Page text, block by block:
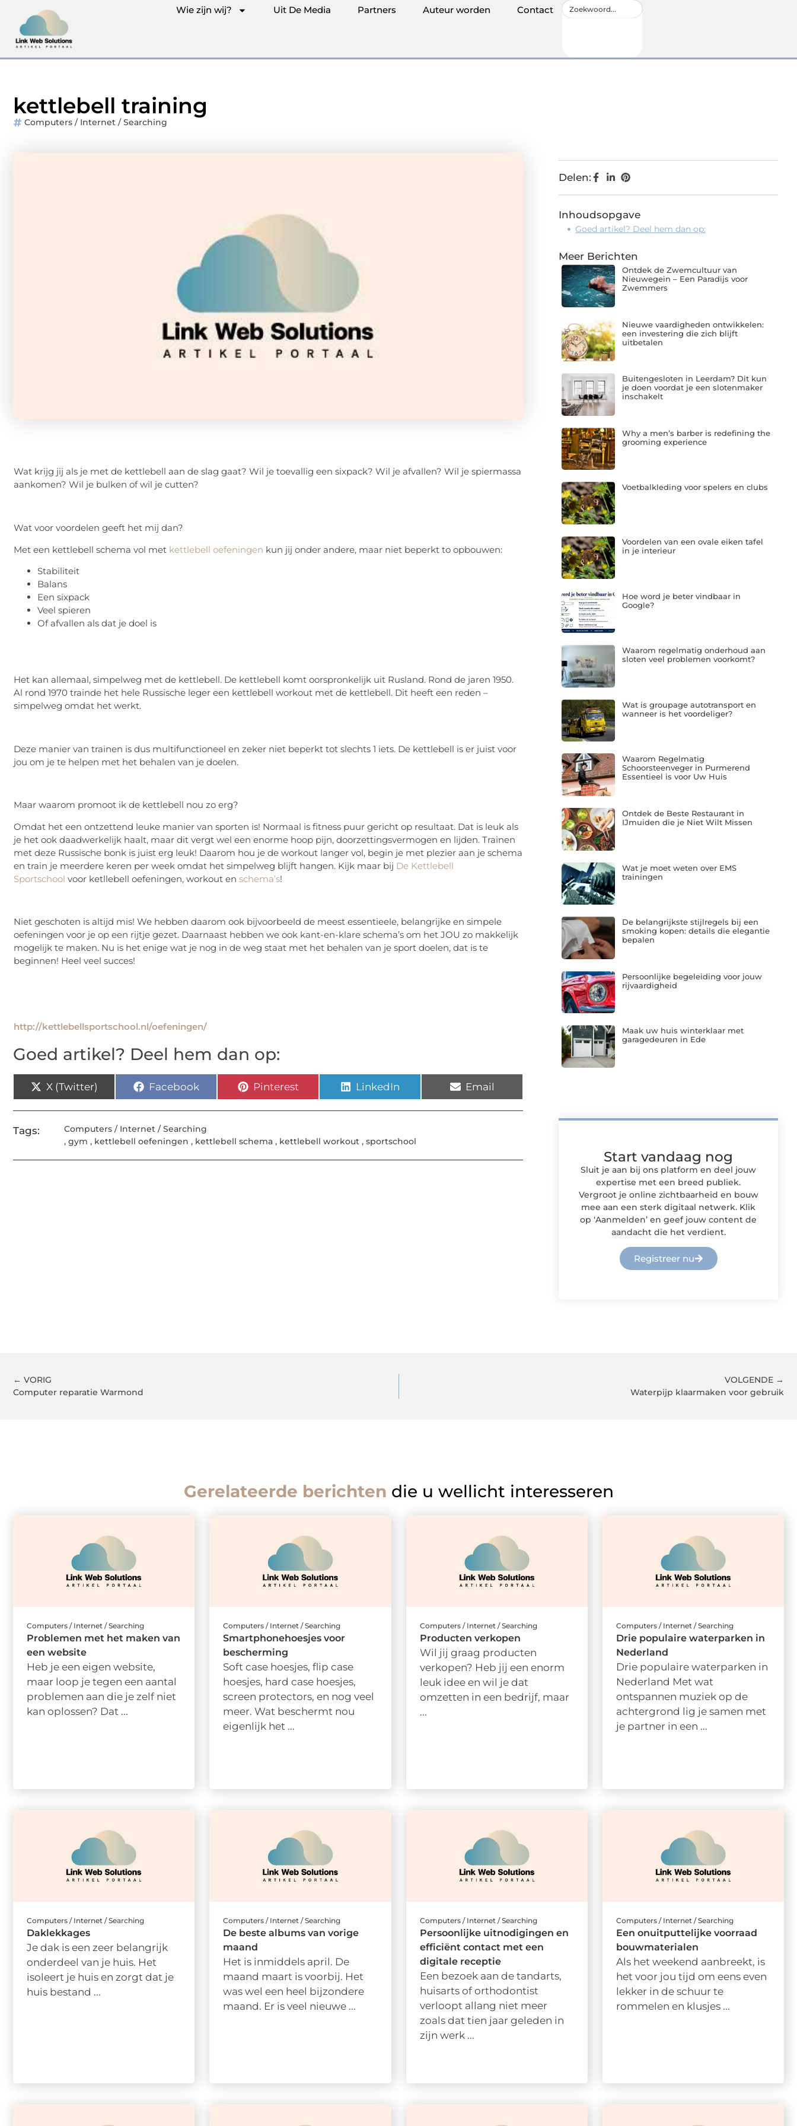
Wie zijn wij? Uit De Media Partners Auteur worden Contact
kettlebell training
Computers / Internet / Searching
Wat krijg jij als je met de kettlebell aan de slag gaat? Wil je toevallig een sixpack? Wil je afvallen? Wil je spiermassa
aankomen? Wil je bulken of wil je cutten?
Wat voor voordelen geeft het mij dan?
Met een kettlebell schema vol met kettlebell oefeningen kun jij onder andere, maar niet beperkt to opbouwen:
Stabiliteit
Balans
Een sixpack
Veel spieren
Of afvallen als dat je doel is
Het kan allemaal, simpelweg met de kettlebell. De kettlebell komt oorspronkelijk uit Rusland. Rond de jaren 1950.
Al rond 1970 trainde het hele Russische leger een kettlebell workout met de kettlebell. Dit heeft een reden –
simpelweg omdat het werkt.
Deze manier van trainen is dus multifunctioneel en zeker niet beperkt tot slechts 1 iets. De kettlebell is er juist voor
jou om je te helpen met het behalen van je doelen.
Maar waarom promoot ik de kettlebell nou zo erg?
Omdat het een ontzettend leuke manier van sporten is! Normaal is fitness puur gericht op resultaat. Dat is leuk als
je het ook daadwerkelijk haalt, maar dit vergt wel een enorme hoop pijn, doorzettingsvermogen en lijden. Trainen
met deze Russische bonk is juist erg leuk! Daarom hou je de workout langer vol, begin je met plezier aan je schema
en train je meerdere keren per week omdat het simpelweg blijft hangen. Kijk maar bij De Kettlebell
Sportschool voor ketllebell oefeningen, workout en schema’s!
Niet geschoten is altijd mis! We hebben daarom ook bijvoorbeeld de meest essentieele, belangrijke en simpele
oefeningen voor je op een rijtje gezet. Daarnaast hebben we ook kant-en-klare schema’s om het JOU zo makkelijk
mogelijk te maken. Nu is het enige wat je nog in de weg staat met het behalen van je sport doelen, dat is te
beginnen! Heel veel succes!
http://kettlebellsportschool.nl/oefeningen/
Goed artikel? Deel hem dan op:
X (Twitter) Facebook Pinterest LinkedIn Email
Tags:
Computers / Internet / Searching
, gym , kettlebell oefeningen , kettlebell schema , kettlebell workout , sportschool
Delen:
Inhoudsopgave
Goed artikel? Deel hem dan op:
Meer Berichten
Ontdek de Zwemcultuur van
Nieuwegein – Een Paradijs voor
Zwemmers
Nieuwe vaardigheden ontwikkelen:
een investering die zich blijft
uitbetalen
Buitengesloten in Leerdam? Dit kun
je doen voordat je een slotenmaker
inschakelt
Why a men’s barber is redefining the
grooming experience
Voetbalkleding voor spelers en clubs
Voordelen van een ovale eiken tafel
in je interieur
Hoe word je beter vindbaar in
Google?
Waarom regelmatig onderhoud aan
sloten veel problemen voorkomt?
Wat is groupage autotransport en
wanneer is het voordeliger?
Waarom Regelmatig
Schoorsteenveger in Purmerend
Essentieel is voor Uw Huis
Ontdek de Beste Restaurant in
IJmuiden die je Niet Wilt Missen
Wat je moet weten over EMS
trainingen
De belangrijkste stijlregels bij een
smoking kopen: details die elegantie
bepalen
Persoonlijke begeleiding voor jouw
rijvaardigheid
Maak uw huis winterklaar met
garagedeuren in Ede
Start vandaag nog
Sluit je aan bij ons platform en deel jouw
expertise met een breed publiek.
Vergroot je online zichtbaarheid en bouw
mee aan een sterk digitaal netwerk. Klik
op ‘Aanmelden’ en geef jouw content de
aandacht die het verdient.
Registreer nu
← VORIG
Computer reparatie Warmond
VOLGENDE →
Waterpijp klaarmaken voor gebruik
Gerelateerde berichten die u wellicht interesseren
Computers / Internet / Searching
Problemen met het maken van
een website
Heb je een eigen website,
maar loop je tegen een aantal
problemen aan die je zelf niet
kan oplossen? Dat ...
Computers / Internet / Searching
Smartphonehoesjes voor
bescherming
Soft case hoesjes, flip case
hoesjes, hard case hoesjes,
screen protectors, en nog veel
meer. Wat beschermt nou
eigenlijk het ...
Computers / Internet / Searching
Producten verkopen
Wil jij graag producten
verkopen? Heb jij een enorm
leuk idee en wil je dat
omzetten in een bedrijf, maar
...
Computers / Internet / Searching
Drie populaire waterparken in
Nederland
Drie populaire waterparken in
Nederland Met wat
ontspannen muziek op de
achtergrond lig je samen met
je partner in een ...
Computers / Internet / Searching
Daklekkages
Je dak is een zeer belangrijk
onderdeel van je huis. Het
isoleert je huis en zorgt dat je
huis bestand ...
Computers / Internet / Searching
De beste albums van vorige
maand
Het is inmiddels april. De
maand maart is voorbij. Het
was wel een heel bijzondere
maand. Er is veel nieuwe ...
Computers / Internet / Searching
Persoonlijke uitnodigingen en
efficiënt contact met een
digitale receptie
Een bezoek aan de tandarts,
huisarts of orthodontist
verloopt allang niet meer
zoals dat tien jaar geleden in
zijn werk ...
Computers / Internet / Searching
Een onuitputtelijke voorraad
bouwmaterialen
Als het weekend aanbreekt, is
het voor jou tijd om eens even
lekker in de schuur te
rommelen en klusjes ...